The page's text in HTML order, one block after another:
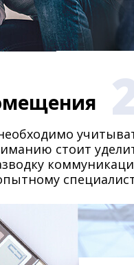
стоит